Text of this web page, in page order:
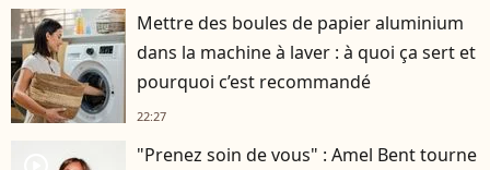
Mettre des boules de papier aluminium
dans la machine à laver : à quoi ça sert et
pourquoi c’est recommandé
22:27
"Prenez soin de vous" : Amel Bent tourne